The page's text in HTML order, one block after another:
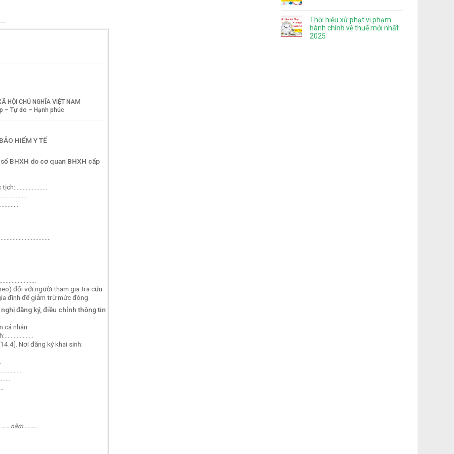
HỘI CHỦ NGHĨA VIỆT NAM
– Tự do – Hạnh phúc
HIỂM Y TẾ
BHXH do cơ quan BHXH cấp
tịch:…………………
đối với người tham gia tra cứu
đình để giảm trừ mức đóng.
đăng ký, điều chỉnhthông tin
cá nhân:
Nơi đăng ký khai sinh:
…… năm ………
Thời hiệu xử phạt vi phạm
hành chính về thuế mới nhất
2025